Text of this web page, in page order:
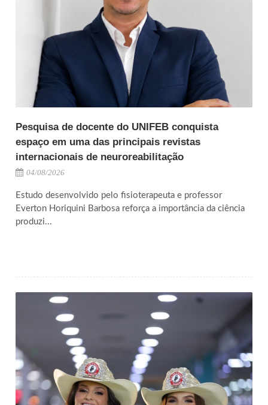
Pesquisa de docente do UNIFEB conquista
espaço em uma das principais revistas
internacionais de neuroreabilitação
04/08/2026
Estudo desenvolvido pelo fisioterapeuta e professor
Everton Horiquini Barbosa reforça a importância da ciência
produzi...